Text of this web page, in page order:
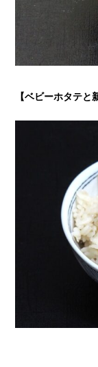
【ベビーホタテ